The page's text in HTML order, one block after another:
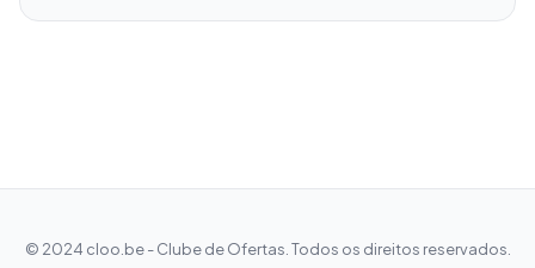
© 2024 cloo.be - Clube de Ofertas. Todos os direitos reservados.